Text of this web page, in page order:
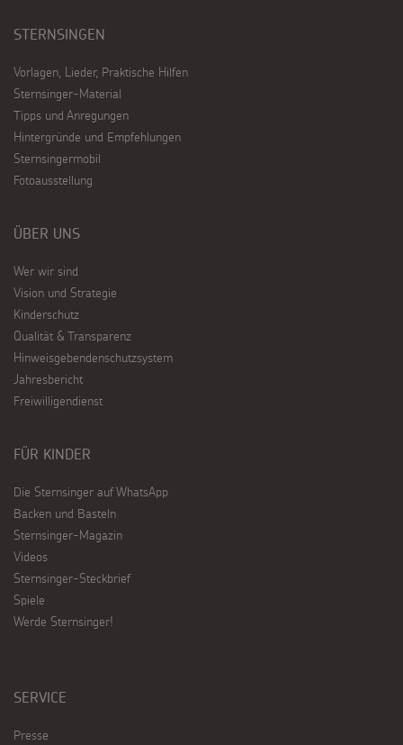
STERNSINGEN
Vorlagen, Lieder, Praktische Hilfen
Sternsinger-Material
Tipps und Anregungen
Hintergründe und Empfehlungen
Sternsingermobil
Fotoausstellung
ÜBER UNS
Wer wir sind
Vision und Strategie
Kinderschutz
Qualität & Transparenz
Hinweisgebendenschutzsystem
Jahresbericht
Freiwilligendienst
FÜR KINDER
Die Sternsinger auf WhatsApp
Backen und Basteln
Sternsinger-Magazin
Videos
Sternsinger-Steckbrief
Spiele
Werde Sternsinger!
SERVICE
Presse